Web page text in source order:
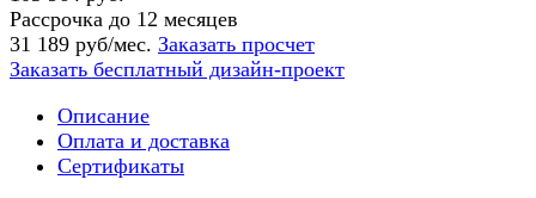
Рассрочка до 12 месяцев
31 189 руб/мес. Заказать просчет
Заказать бесплатный дизайн-проект
Описание
Оплата и доставка
Сертификаты